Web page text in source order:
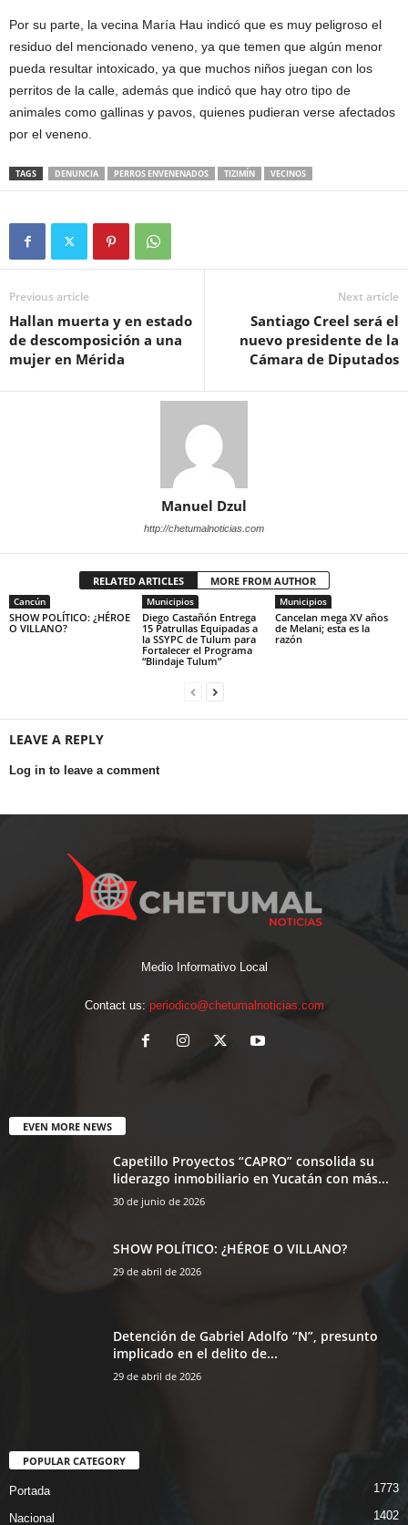
Por su parte, la vecina María Hau indicó que es muy peligroso el
residuo del mencionado veneno, ya que temen que algún menor
pueda resultar intoxicado, ya que muchos niños juegan con los
perritos de la calle, además que indicó que hay otro tipo de
animales como gallinas y pavos, quienes pudieran verse afectados
por el veneno.
TAGS DENUNCIA PERROS ENVENENADOS TIZIMÍN VECINOS
Previous article
Hallan muerta y en estado
de descomposición a una
mujer en Mérida
Next article
Santiago Creel será el
nuevo presidente de la
Cámara de Diputados
Manuel Dzul
http://chetumalnoticias.com
RELATED ARTICLES MORE FROM AUTHOR
Cancún
SHOW POLÍTICO: ¿HÉROE
O VILLANO?
Municipios
Diego Castañón Entrega
15 Patrullas Equipadas a
la SSYPC de Tulum para
Fortalecer el Programa
“Blindaje Tulum”
Municipios
Cancelan mega XV años
de Melani; esta es la
razón
LEAVE A REPLY
Log in to leave a comment
Medio Informativo Local
Contact us: periodico@chetumalnoticias.com
EVEN MORE NEWS
Capetillo Proyectos “CAPRO” consolida su
liderazgo inmobiliario en Yucatán con más...
30 de junio de 2026
SHOW POLÍTICO: ¿HÉROE O VILLANO?
29 de abril de 2026
Detención de Gabriel Adolfo “N”, presunto
implicado en el delito de...
29 de abril de 2026
POPULAR CATEGORY
Portada 1773
Nacional 1402